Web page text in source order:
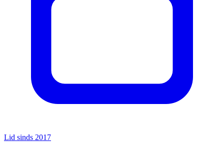
Lid sinds 2017